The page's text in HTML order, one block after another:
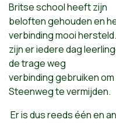
Britse school heeft zijn
beloften gehouden en
verbinding mooi
zijn er iedere dag
de trage weg
verbinding gebruiken
Steenweg te vermijden.
Er is dus reeds één en